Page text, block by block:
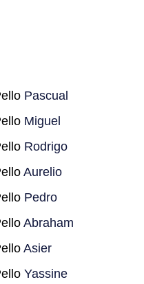
Pascual
Miguel
Rodrigo
Aurelio
Pedro
Abraham
Asier
Yassine